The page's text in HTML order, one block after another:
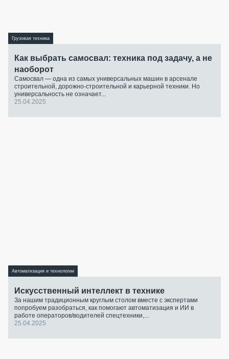
Грузовая техника
Как выбрать самосвал: техника под задачу, а не
наоборот
Самосвал — одна из самых универсальных машин в арсенале
строительной, дорожно-строительной и карьерной техники. Но
универсальность не означает...
25.04.2025
Автоматизация и технологии
Искусственный интеллект в технике
За нашим традиционным круглым столом вместе с экспертами
попробуем разобраться, как помогают автоматизация и ИИ в
работе операторов/водителей спецтехники,...
25.04.2025